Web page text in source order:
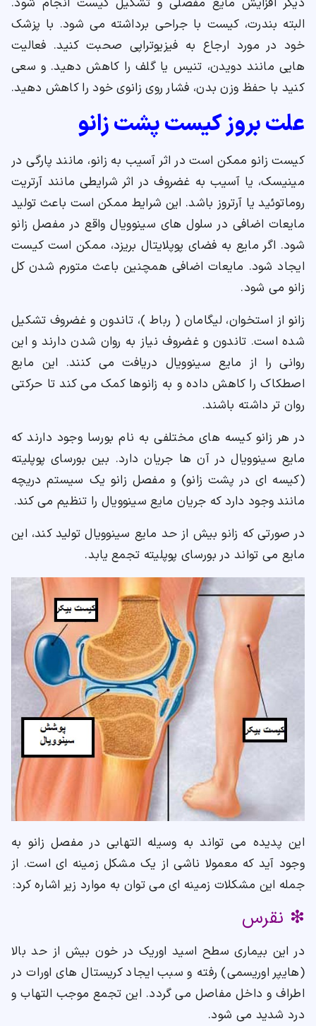
البته بندرت، کیست با جراحی برداشته می شود. با پزشک
خود در مورد ارجاع به فیزیوتراپی صحبت کنید. فعالیت
هایی مانند دویدن، تنیس یا گلف را کاهش دهید. و سعی
کنید با حفظ وزن بدن، فشار روی زانوی خود را کاهش دهید.
علت بروز کیست پشت زانو
کیست زانو ممکن است در اثر آسیب به زانو، مانند پارگی در
مینیسک، یا آسیب به غضروف در اثر شرایطی مانند آرتریت
روماتوئید یا آرتروز باشد. این شرایط ممکن است باعث تولید
مایعات اضافی در سلول های سینوویال واقع در مفصل زانو
شود. اگر مایع به فضای پوپلایتال بریزد، ممکن است کیست
ایجاد شود. مایعات اضافی همچنین باعث متورم شدن کل
زانو می شود.
زانو از استخوان، لیگامان ( رباط )، تاندون و غضروف تشکیل
شده است. تاندون و غضروف نیاز به روان شدن دارند و این
روانی را از مایع سینوویال دریافت می کنند. این مایع
اصطکاک را کاهش داده و به زانوها کمک می کند تا حرکتی
روان تر داشته باشند.
در هر زانو کیسه های مختلفی به نام بورسا وجود دارند که
مایع سینوویال در آن ها جریان دارد. بین بورسای پوپلیته
(کیسه ای در پشت زانو) و مفصل زانو یک سیستم دریچه
مانند وجود دارد که جریان مایع سینوویال را تنظیم می کند.
در صورتی که زانو بیش از حد مایع سینوویال تولید کند، این
مایع می تواند در بورسای پوپلیته تجمع یابد.
این پدیده می تواند به وسیله التهابی در مفصل زانو به
وجود آید که معمولا ناشی از یک مشکل زمینه ای است. از
جمله این مشکلات زمینه ای می توان به موارد زیر اشاره کرد:
❇ نقرس
در این بیماری سطح اسید اوریک در خون بیش از حد بالا
(هایپر اوریسمی) رفته و سبب ایجاد کریستال های اورات در
اطراف و داخل مفاصل می گردد. این تجمع موجب التهاب و
درد شدید می شود.